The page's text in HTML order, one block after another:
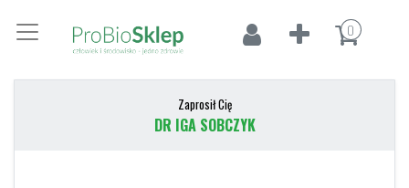
0
Zaprosił Cię
DR IGA SOBCZYK